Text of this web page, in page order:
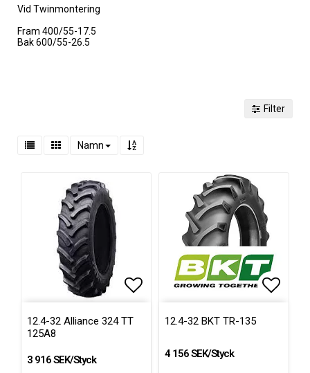
Vid Twinmontering
Fram 400/55-17.5
Bak 600/55-26.5
Filter
Namn
12.4-32 Alliance 324 TT
125A8
3 916 SEK/Styck
12.4-32 BKT TR-135
4 156 SEK/Styck